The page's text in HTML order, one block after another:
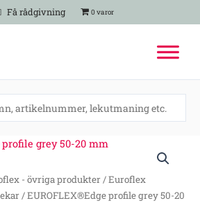
Få rådgivning 0 varor
- övriga produkter/Euroflex
/ EUROFLEX®Edge profile grey 50-20